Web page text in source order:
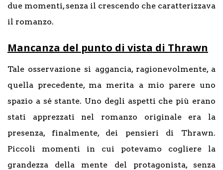
due momenti, senza il crescendo che caratterizzava
il romanzo.
Mancanza del punto di vista di Thrawn
Tale osservazione si aggancia, ragionevolmente, a
quella precedente, ma merita a mio parere uno
spazio a sé stante. Uno degli aspetti che più erano
stati apprezzati nel romanzo originale era la
presenza, finalmente, dei pensieri di Thrawn.
Piccoli momenti in cui potevamo cogliere la
grandezza della mente del protagonista, senza